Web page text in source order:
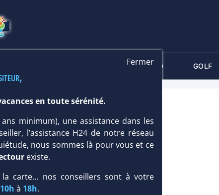
THALASSO GOLF
Fermer
en toute sérénité.
minimum), une assistance dans les
l’assistance H24 de notre réseau
nous sommes là pour vous et ce
existe.
carte... nos conseillers sont à votre
10h à 18h.